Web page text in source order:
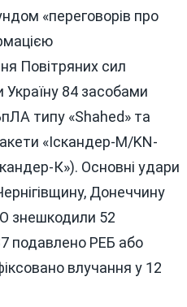
«переговорів про
Повітряних сил
Україну 84 засобами
типу «Shahed» та
«Іскандер-М/KN-
К»). Основні удари
Донеччину
знешкодили 52
подавлено РЕБ або
влучання у 12